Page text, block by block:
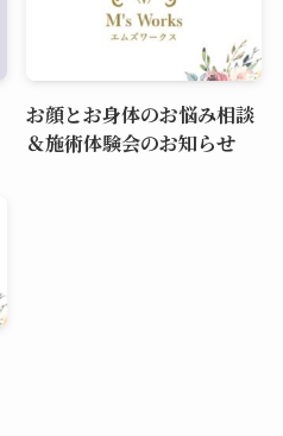
お顔とお身体のお悩み相談
＆施術体験会のお知らせ